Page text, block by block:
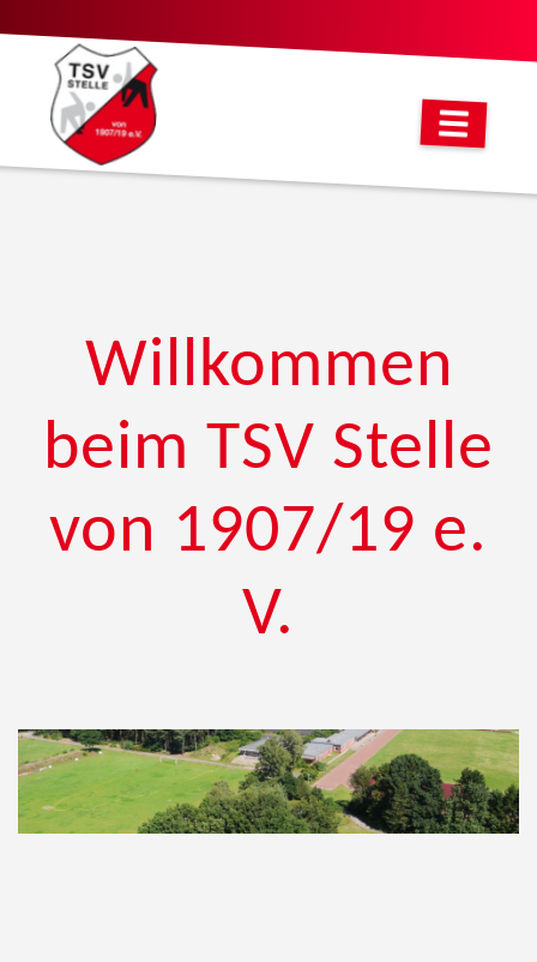
Willkommen
beim TSV Stelle
von 1907/19 e.
V.